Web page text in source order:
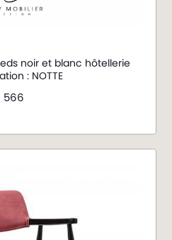
noir et blanc hôtellerie
: NOTTE
566